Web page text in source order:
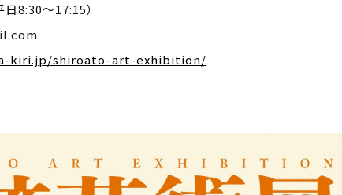
8:30～17:15）
kiri.jp/shiroato-art-exhibition/